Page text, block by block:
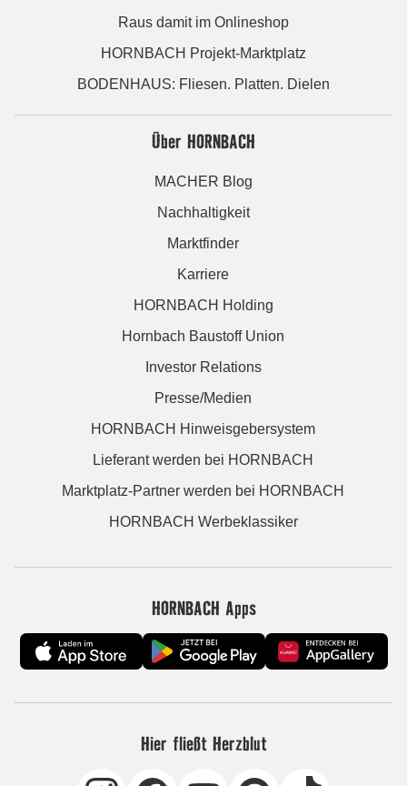
Raus damit im Onlineshop
HORNBACH Projekt-Marktplatz
BODENHAUS: Fliesen. Platten. Dielen
Über HORNBACH
MACHER Blog
Nachhaltigkeit
Marktfinder
Karriere
HORNBACH Holding
Hornbach Baustoff Union
Investor Relations
Presse/Medien
HORNBACH Hinweisgebersystem
Lieferant werden bei HORNBACH
Marktplatz-Partner werden bei HORNBACH
HORNBACH Werbeklassiker
HORNBACH Apps
Hier fließt Herzblut